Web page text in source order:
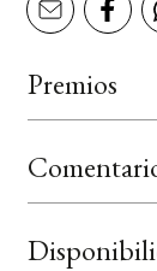
Premios